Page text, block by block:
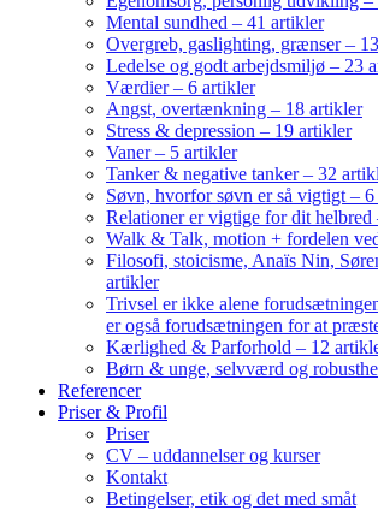
Mental sundhed – 41 artikler
Overgreb, gaslighting, grænser –
Ledelse og godt arbejdsmiljø – 23
Værdier – 6 artikler
Angst, overtænkning – 18 artikler
Stress & depression – 19 artikler
Vaner – 5 artikler
Tanker & negative tanker – 32
Søvn, hvorfor søvn er så vigtigt –
Relationer er vigtige for dit helbred
Walk & Talk, motion + fordelen
Filosofi, stoicisme, Anaïs Nin,
artikler
Trivsel er ikke alene
er også forudsætningen for at
Kærlighed & Parforhold – 12
Børn & unge, selvværd og
Referencer
Priser & Profil
Priser
CV – uddannelser og kurser
Kontakt
Betingelser, etik og det med småt